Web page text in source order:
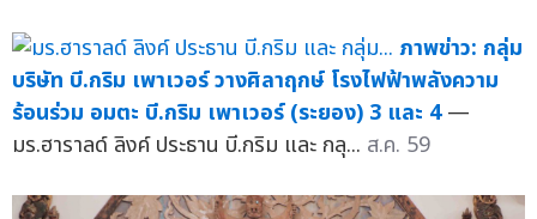
ภาพข่าว: กลุ่ม
บริษัท บี.กริม เพาเวอร์ วางศิลาฤกษ์ โรงไฟฟ้าพลังความ
ร้อนร่วม อมตะ บี.กริม เพาเวอร์ (ระยอง) 3 และ 4 —
มร.ฮาราลด์ ลิงค์ ประธาน บี.กริม และ กลุ... ส.ค. 59